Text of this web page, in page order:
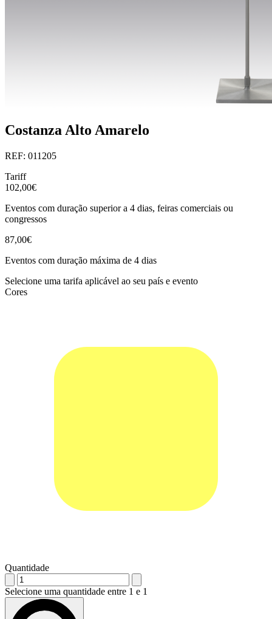
Costanza Alto Amarelo
REF: 011205
Tariff
102,00€
Eventos com duração superior a 4 dias, feiras comerciais ou
congressos
87,00€
Eventos com duração máxima de 4 dias
Selecione uma tarifa aplicável ao seu país e evento
Cores
Quantidade
Selecione uma quantidade entre 1 e 1